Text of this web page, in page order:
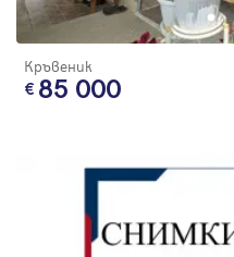
Кръвеник
85 000